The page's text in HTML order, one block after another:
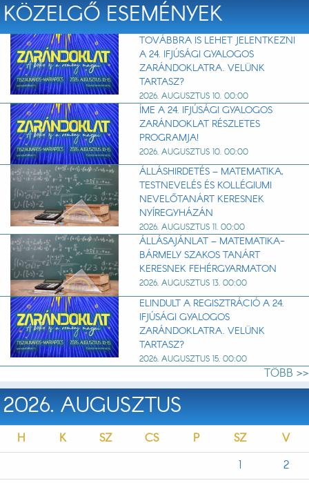
KÖZELGŐ ESEMÉNYEK
TOVÁBBRA IS LEHET JELENTKEZNI
A 24. IFJÚSÁGI GYALOGOS
ZARÁNDOKLATRA. VELÜNK
TARTASZ?
2026. AUGUSZTUS 10. 00:00
ÍME A 24. IFJÚSÁGI GYALOGOS
ZARÁNDOKLAT RÉSZLETES
PROGRAMJA!
2026. AUGUSZTUS 10. 00:00
ÁLLÁSHIRDETÉS – MATEMATIKA,
TESTNEVELÉS ÉS KOLLÉGIUMI
NEVELŐTANÁRT KERESNEK
NYÍREGYHÁZÁN
2026. AUGUSZTUS 11. 00:00
ÁLLÁSAJÁNLAT – MATEMATIKA-
BÁRMELY SZAKOS TANÁRT
KERESNEK FEHÉRGYARMATON
2026. AUGUSZTUS 13. 00:00
ELINDULT A REGISZTRÁCIÓ A 24.
IFJÚSÁGI GYALOGOS
ZARÁNDOKLATRA. VELÜNK
TARTASZ?
2026. AUGUSZTUS 15. 00:00
TÖBB >>
2026. AUGUSZTUS
H K SZ CS P SZ
V
1
2